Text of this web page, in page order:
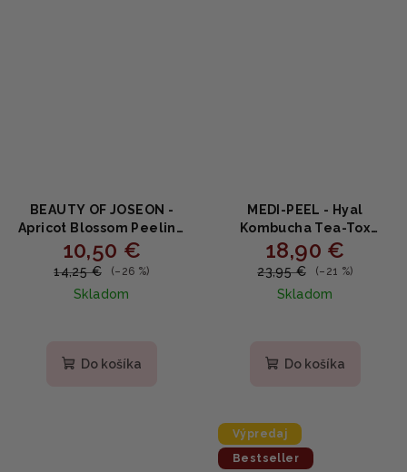
BEAUTY OF JOSEON -
Apricot Blossom Peeling
Gel - Peelingový gél
100ml
10,50 €
14,25 € (–26 %)
Skladom
produktu
Do košíka
MEDI-PEEL - Hyal
Kombucha Tea-Tox
Ampoule - Ampulka s
kombuchou a kyselinou
hyalurónovou 50ml
18,90 €
23,95 € (–21 %)
Skladom
Do košíka
Výpredaj
Bestseller